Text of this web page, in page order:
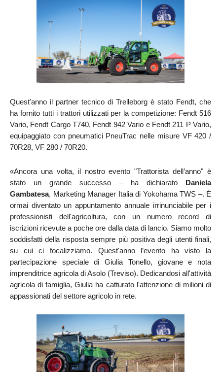
Quest'anno il partner tecnico di Trelleborg è stato Fendt, che
ha fornito tutti i trattori utilizzati per la competizione: Fendt 516
Vario, Fendt Cargo T740, Fendt 942 Vario e Fendt 211 P Vario,
equipaggiato con pneumatici PneuTrac nelle misure VF 420 /
70R28, VF 280 / 70R20.
«Ancora una volta, il nostro evento "Trattorista dell’anno" è
stato un grande successo – ha dichiarato Daniela
Gambatesa, Marketing Manager Italia di Yokohama TWS –. È
ormai diventato un appuntamento annuale irrinunciabile per i
professionisti dell'agricoltura, con un numero record di
iscrizioni ricevute a poche ore dalla data di lancio. Siamo molto
soddisfatti della risposta sempre più positiva degli utenti finali,
su cui ci focalizziamo. Quest'anno l’evento ha visto la
partecipazione speciale di Giulia Tonello, giovane e nota
imprenditrice agricola di Asolo (Treviso). Dedicandosi all'attività
agricola di famiglia, Giulia ha catturato l'attenzione di milioni di
appassionati del settore agricolo in rete.